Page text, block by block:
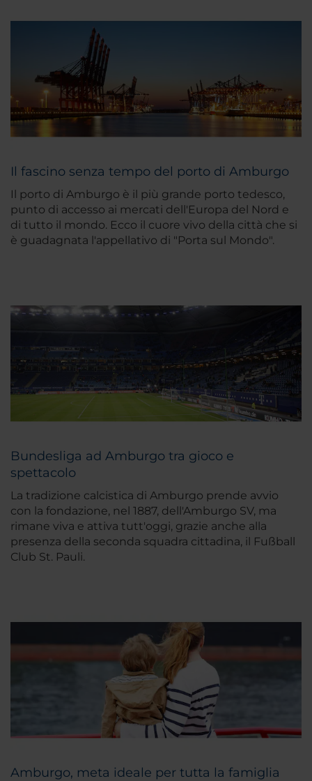
Il fascino senza tempo del porto di Amburgo
Il porto di Amburgo è il più grande porto tedesco,
punto di accesso ai mercati dell'Europa del Nord e
di tutto il mondo. Ecco il cuore vivo della città che si
è guadagnata l'appellativo di "Porta sul Mondo".
Bundesliga ad Amburgo tra gioco e
spettacolo
La tradizione calcistica di Amburgo prende avvio
con la fondazione, nel 1887, dell'Amburgo SV, ma
rimane viva e attiva tutt'oggi, grazie anche alla
presenza della seconda squadra cittadina, il Fußball
Club St. Pauli.
Amburgo, meta ideale per tutta la famiglia